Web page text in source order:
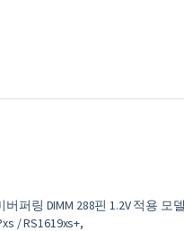
버퍼링 DIMM 288핀 1.2V 적용 모
/ RS1619xs+,